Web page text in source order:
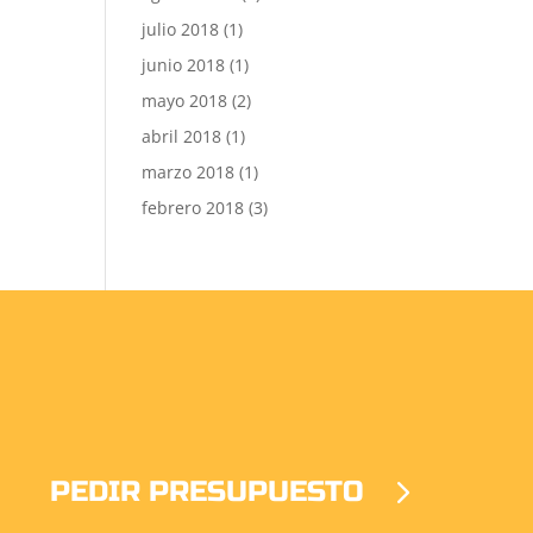
julio 2018 (1)
junio 2018 (1)
mayo 2018 (2)
abril 2018 (1)
marzo 2018 (1)
febrero 2018 (3)
PEDIR PRESUPUESTO